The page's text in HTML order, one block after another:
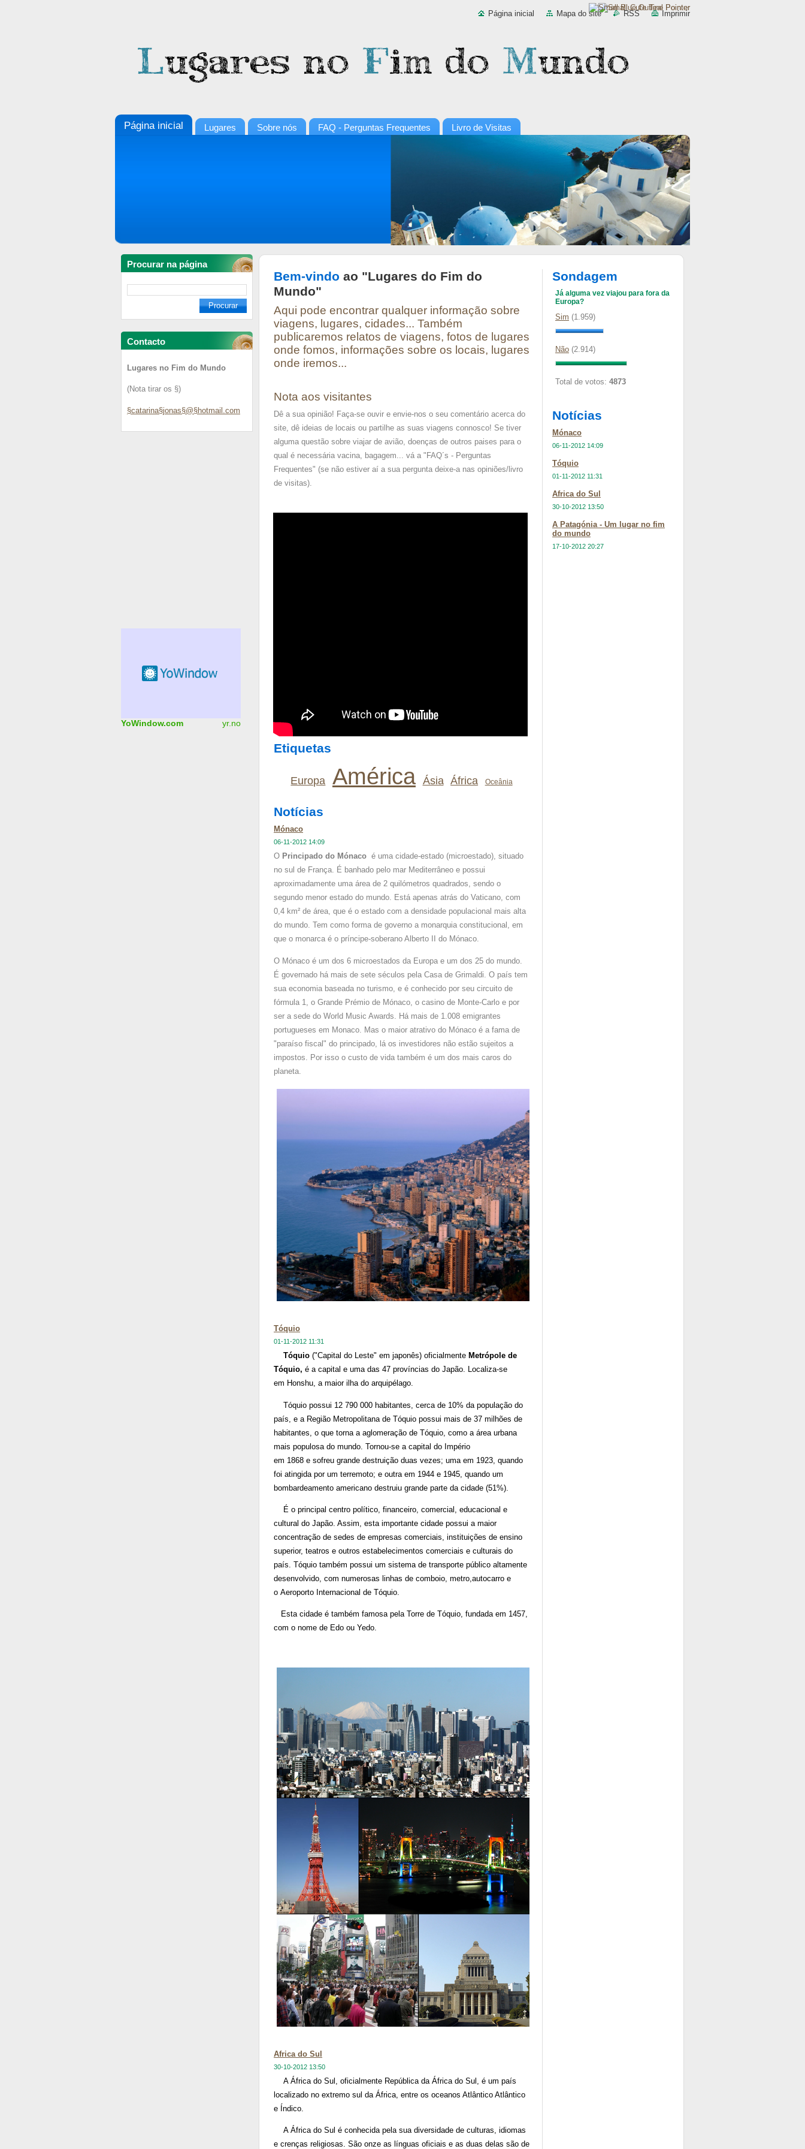
Página inicial Mapa do site RSS Imprimir
Página inicial Lugares Sobre nós FAQ - Perguntas Frequentes Livro de Visitas
Procurar na página
Contacto
Lugares no Fim do Mundo
(Nota tirar os §)
§catarina§jonas§@§hotmail.com
YoWindow.com yr.no
Bem-vindo ao "Lugares do Fim do
Mundo"
Aqui pode encontrar qualquer informação sobre
viagens, lugares, cidades... Também
publicaremos relatos de viagens, fotos de lugares
onde fomos, informações sobre os locais, lugares
onde iremos...
Nota aos visitantes
Dê a sua opinião! Faça-se ouvir e envie-nos o seu comentário acerca do
site, dê ideias de locais ou partilhe as suas viagens connosco! Se tiver
alguma questão sobre viajar de avião, doenças de outros paises para o
qual é necessária vacina, bagagem... vá a "FAQ´s - Perguntas
Frequentes" (se não estiver aí a sua pergunta deixe-a nas opiniões/livro
de visitas).
Etiquetas
Europa América Ásia África Oceânia
Notícias
Mónaco
06-11-2012 14:09
O Principado do Mónaco é uma cidade-estado (microestado), situado
no sul de França. É banhado pelo mar Mediterrâneo e possui
aproximadamente uma área de 2 quilómetros quadrados, sendo o
segundo menor estado do mundo. Está apenas atrás do Vaticano, com
0,4 km² de área, que é o estado com a densidade populacional mais alta
do mundo. Tem como forma de governo a monarquia constitucional, em
que o monarca é o príncipe-soberano Alberto II do Mónaco.
O Mónaco é um dos 6 microestados da Europa e um dos 25 do mundo.
É governado há mais de sete séculos pela Casa de Grimaldi. O país tem
sua economia baseada no turismo, e é conhecido por seu circuito de
fórmula 1, o Grande Prémio de Mónaco, o casino de Monte-Carlo e por
ser a sede do World Music Awards. Há mais de 1.008 emigrantes
portugueses em Monaco. Mas o maior atrativo do Mónaco é a fama de
"paraíso fiscal" do principado, lá os investidores não estão sujeitos a
impostos. Por isso o custo de vida também é um dos mais caros do
planeta.
Tóquio
01-11-2012 11:31
Tóquio ("Capital do Leste" em japonês) oficialmente Metrópole de
Tóquio, é a capital e uma das 47 províncias do Japão. Localiza-se
em Honshu, a maior ilha do arquipélago.
Tóquio possui 12 790 000 habitantes, cerca de 10% da população do
país, e a Região Metropolitana de Tóquio possui mais de 37 milhões de
habitantes, o que torna a aglomeração de Tóquio, como a área urbana
mais populosa do mundo. Tornou-se a capital do Império
em 1868 e sofreu grande destruição duas vezes; uma em 1923 , quando
foi atingida por um terremoto; e outra em 1944 e 1945 , quando um
bombardeamento americano destruiu grande parte da cidade (51%).
É o principal centro político, financeiro, comercial, educacional e
cultural do Japão. Assim, esta importante cidade possui a maior
concentração de sedes de empresas comerciais, instituições de ensino
superior, teatros e outros estabelecimentos comerciais e culturais do
país. Tóquio também possui um sistema de transporte público altamente
desenvolvido, com numerosas linhas de comboio metro ,autocarro e
o Aeroporto Internacional de Tóquio
Esta cidade é também famosa pela Torre de Tóquio, fundada em 1457,
com o nome de Edo ou Yedo.
Africa do Sul
30-10-2012 13:50
A África do Sul, oficialmente República da África do Sul, é um país
localizado no extremo sul da África, entre os oceanos Atlântico Atlântico
e Índico.
A África do Sul é conhecida pela sua diversidade de culturas, idiomas
e crenças religiosas. São onze as línguas oficiais e as duas delas são de
Sondagem
Já alguma vez viajou para fora da
Europa?
Sim (1.959)
Não (2.914)
Total de votos: 4873
Notícias
Mónaco
06-11-2012 14:09
Tóquio
01-11-2012 11:31
Africa do Sul
30-10-2012 13:50
A Patagónia - Um lugar no fim
do mundo
17-10-2012 20:27